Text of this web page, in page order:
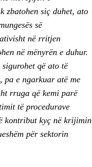
zbatohen siç duhet, ato
së
në rritjen
në mënyrën e duhur.
që ato të
e ngarkuar atë me
rruga që kemi parë
të procedurave
kontribut kyç në krijimin
për sektorin